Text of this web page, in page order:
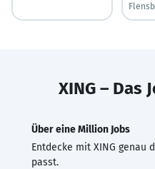
XING – Das
Über eine Million Jobs
Entdecke mit XING genau
passt.